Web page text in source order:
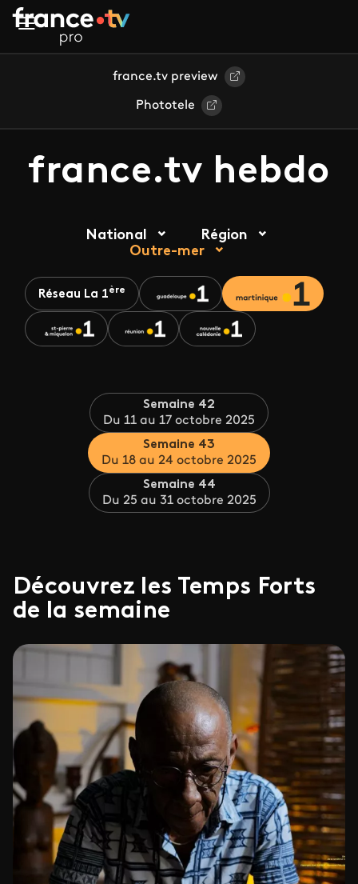
Aller au contenu principal
france.tv preview
Phototele
france.tv hebdo
National
Région
Outre-mer
Réseau La 1ère
Semaine 42
Du 11 au 17 octobre 2025
Semaine 43
Du 18 au 24 octobre 2025
Semaine 44
Du 25 au 31 octobre 2025
Découvrez les Temps Forts
de la semaine